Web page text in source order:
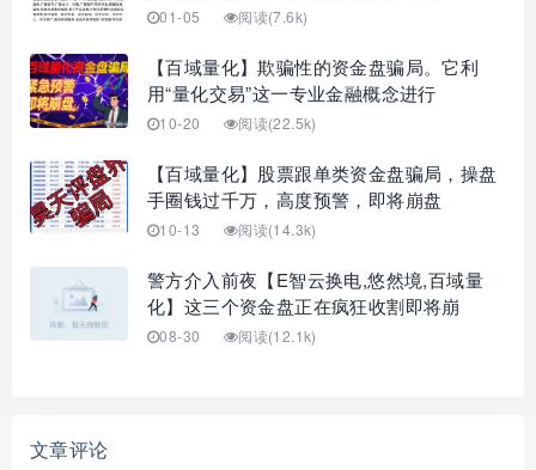
01-05 阅读(7.6k)
【百域量化】欺骗性的资金盘骗局。它利
用“量化交易”这一专业金融概念进行
10-20 阅读(22.5k)
【百域量化】股票跟单类资金盘骗局，操盘
手圈钱过千万，高度预警，即将崩盘
10-13 阅读(14.3k)
警方介入前夜【E智云换电,悠然境,百域量
化】这三个资金盘正在疯狂收割即将崩
08-30 阅读(12.1k)
文章评论